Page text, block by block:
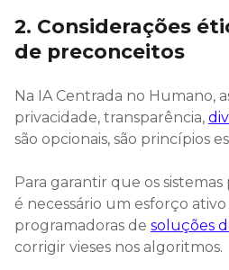
2. Considerações
de preconceitos
Na IA Centrada no Humano,
privacidade, transparência,
são opcionais, são princípios
Para garantir que os
é necessário um esforço
programadoras de soluções
corrigir vieses nos algoritmos.